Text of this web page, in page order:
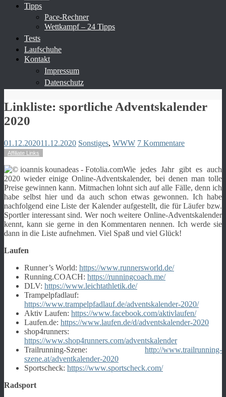
Tipps
Pace-Rechner
Wettkampf – 24 Tipps
Tests
Laufschuhe
Kontakt
Impressum
Datenschutz
Linkliste: sportliche Adventskalender
2020
01.12.202011.12.2020 Sonstiges, WWW 7 Kommentare
Affiliate Links
Wie jedes Jahr gibt es auch
2020 wieder einige Online-Adventskalender, bei denen man tolle
Preise gewinnen kann. Mitmachen lohnt sich auf alle Fälle, denn ich
habe selbst hier und da auch schon etwas gewonnen. Ich habe
nachfolgend eine Liste der Kalender aufgestellt, die für Läufer bzw.
Sportler interessant sind. Wer noch weitere Online-Adventskalender
kennt, kann sie gerne in den Kommentaren nennen. Ich werde sie
dann in die Liste aufnehmen. Viel Spaß und viel Glück!
Laufen
Runner’s World: https://www.runnersworld.de/
Running.COACH: https://runningcoach.me/
DLV: https://www.leichtathletik.de/
Trampelpfadlauf:
https://www.trampelpfadlauf.de/adventskalender-2020/
Aktiv Laufen: https://www.facebook.com/aktivlaufen/
Laufen.de: https://www.laufen.de/d/adventskalender-2020
shop4runners:
https://www.shop4runners.com/adventskalender
Trailrunning-Szene: http://www.trailrunning-
szene.at/adventkalender-2020
Sportscheck: https://www.sportscheck.com/
Radsport